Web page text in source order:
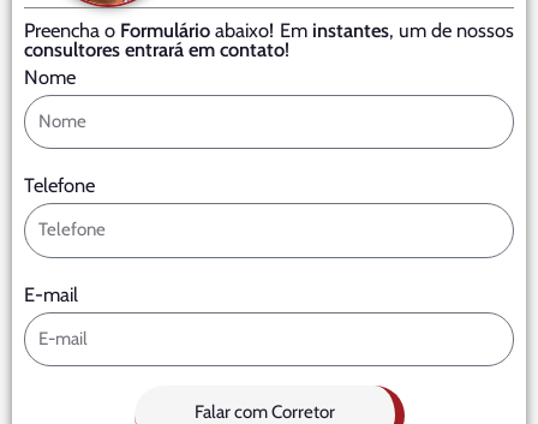
Preencha o Formulárioabaixo! Em instantes, um de nossos
consultores entrará em contato!
Nome
Telefone
E-mail
Falar com Corretor